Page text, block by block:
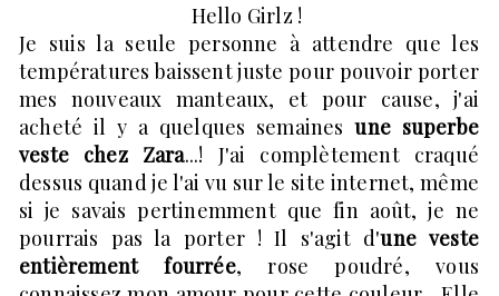
Hello Girlz !
Je suis la seule personne à attendre que les
températures baissent juste pour pouvoir porter
mes nouveaux manteaux, et pour cause, j'ai
acheté il y a quelques semainesune superbe
veste chez Zara...! J'ai complètement craqué
dessus quand je l'ai vu sur le site internet, même
si je savais pertinemment que fin août, je ne
pourrais pas la porter ! Il s'agit d'une veste
entièrement fourrée, rose poudré, vous